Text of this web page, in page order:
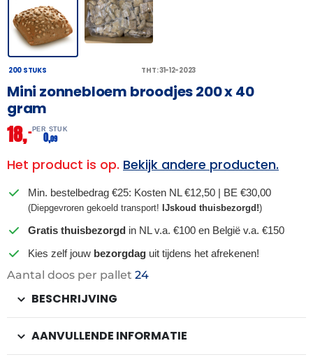
200 STUKS THT: 31-12-2023
Mini zonnebloem broodjes 200 x 40
gram
18,– PER STUK
0,09
Het product is op. Bekijk andere producten.
Min. bestelbedrag €25: Kosten NL €12,50 | BE €30,00
(Diepgevroren gekoeld transport! IJskoud thuisbezorgd!)
Gratis thuisbezorgd in NL v.a. €100 en België v.a. €150
Kies zelf jouw bezorgdag uit tijdens het afrekenen!
Aantal doos per pallet 24
BESCHRIJVING
AANVULLENDE INFORMATIE